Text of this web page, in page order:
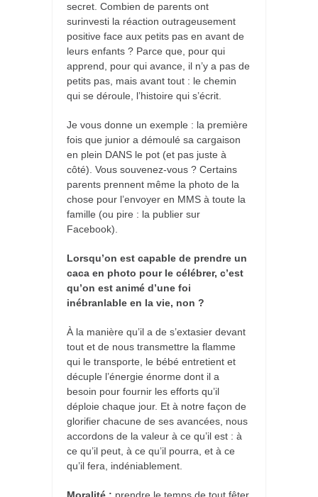
secret. Combien de parents ont
surinvesti la réaction outrageusement
positive face aux petits pas en avant de
leurs enfants ? Parce que, pour qui
apprend, pour qui avance, il n’y a pas de
petits pas, mais avant tout : le chemin
qui se déroule, l’histoire qui s’écrit.
Je vous donne un exemple : la première
fois que junior a démoulé sa cargaison
en plein DANS le pot (et pas juste à
côté). Vous souvenez-vous ? Certains
parents prennent même la photo de la
chose pour l’envoyer en MMS à toute la
famille (ou pire : la publier sur
Facebook).
Lorsqu’on est capable de prendre un
caca en photo pour le célébrer, c’est
qu’on est animé d’une foi
inébranlable en la vie, non ?
À la manière qu’il a de s’extasier devant
tout et de nous transmettre la flamme
qui le transporte, le bébé entretient et
décuple l’énergie énorme dont il a
besoin pour fournir les efforts qu’il
déploie chaque jour. Et à notre façon de
glorifier chacune de ses avancées, nous
accordons de la valeur à ce qu’il est : à
ce qu’il peut, à ce qu’il pourra, et à ce
qu’il fera, indéniablement.